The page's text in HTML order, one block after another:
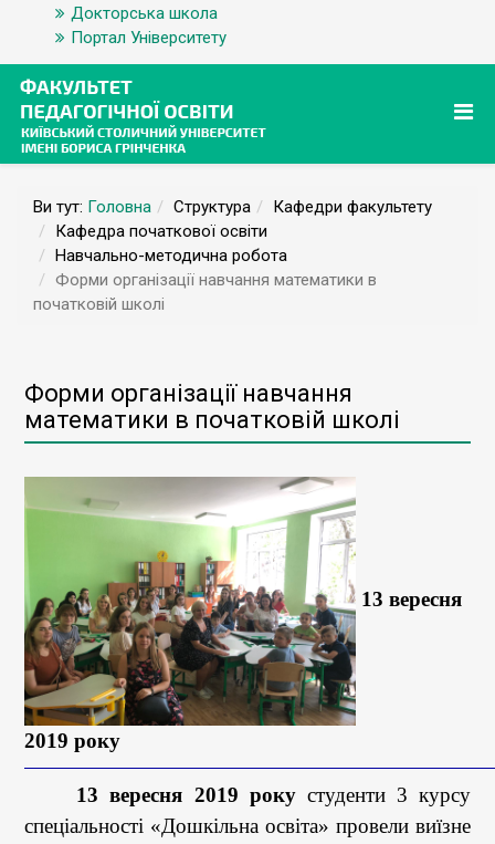
Докторська школа
Портал Університету
Ви тут: Головна Структура
Кафедри факультету
Кафедра початкової освіти
Навчально-методична робота
Форми організації навчання математики в
початковій школі
Форми організації навчання
математики в початковій школі
13 вересня
2019 року
13 вересня 2019 рокустуденти 3 курсу
спеціальності «Дошкільна освіта» провели виїзне